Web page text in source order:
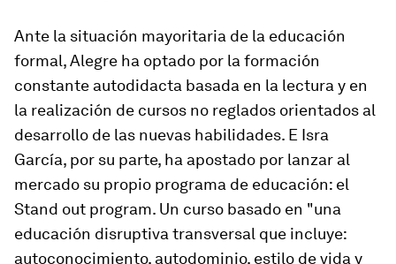
Ante la situación mayoritaria de la educación
formal, Alegre ha optado por la formación
constante autodidacta basada en la lectura y en
la realización de cursos no reglados orientados al
desarrollo de las nuevas habilidades. E Isra
García, por su parte, ha apostado por lanzar al
mercado su propio programa de educación: el
Stand out program. Un curso basado en "una
educación disruptiva transversal que incluye:
autoconocimiento, autodominio, estilo de vida y